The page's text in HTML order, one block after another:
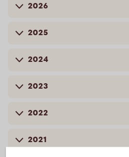
2026
2025
2024
2023
2022
2021